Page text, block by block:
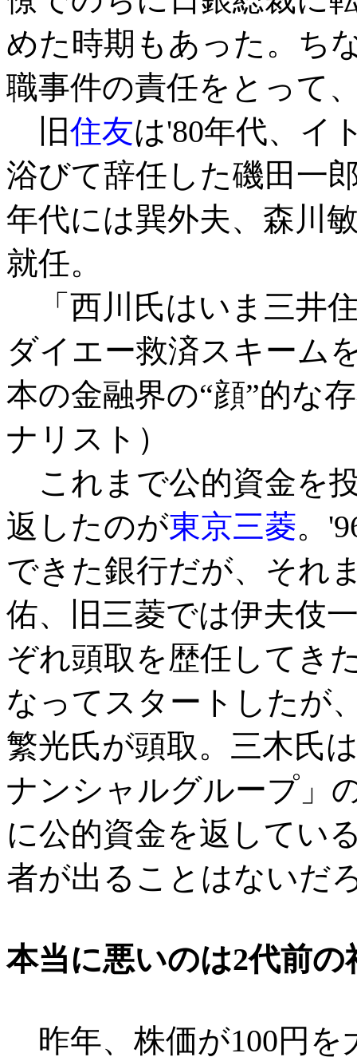
めた時期もあった。ち
職事件の責任をとって
旧住友は'80年代、イ
浴びて辞任した磯田一
年代には巽外夫、森川
就任。
「西川氏はいま三井
ダイエー救済スキーム
本の金融界の“顔”的な
ナリスト）
これまで公的資金を
返したのが東京三菱。
できた銀行だが、それ
佑、旧三菱では伊夫伎
ぞれ頭取を歴任してき
なってスタートしたが
繁光氏が頭取。三木氏
ナンシャルグループ」
に公的資金を返してい
者が出ることはないだ
本当に悪いのは2代前の
昨年、株価が100円を